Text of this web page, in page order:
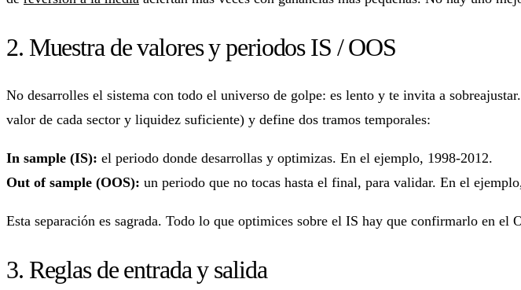
2. Muestra de valores y periodos IS / OOS
No desarrolles el sistema con todo el universo de golpe: es lento y te invita a
valor de cada sector y liquidez suficiente) y define dos tramos temporales:
In sample (IS): el periodo donde desarrollas y optimizas. En el ejemplo, 1998-2012.
Out of sample (OOS): un periodo que no tocas hasta el final, para validar. En el
Esta separación es sagrada. Todo lo que optimices sobre el IS hay que confirmarlo en
3. Reglas de entrada y salida